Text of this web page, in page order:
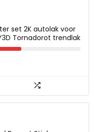
set 2K autolak voor
Tornadorot trendlak